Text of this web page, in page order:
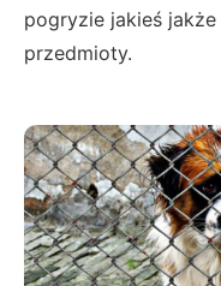
pogryzie jakieś
przedmioty.